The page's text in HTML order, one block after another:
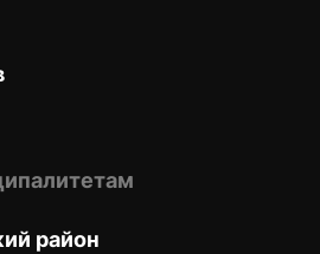
район